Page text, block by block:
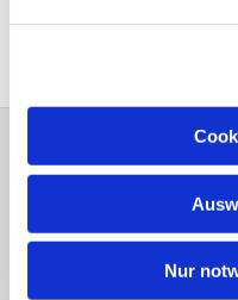
Nur
Dreiklang